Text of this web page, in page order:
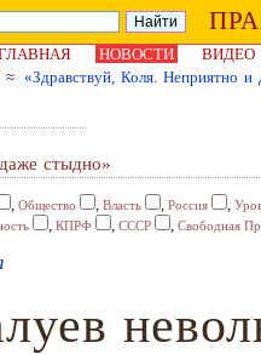
НОВОСТИ
ВИДЕО
≈ «Здравствуй, Коля. Неприятно
стыдно»
, Общество , Власть , Россия ,
, КПРФ , СССР , Свободная